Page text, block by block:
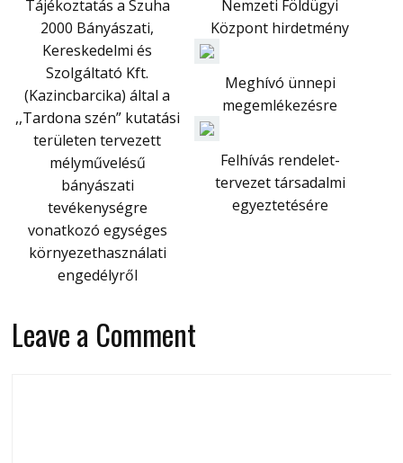
Tájékoztatás a Szuha
2000 Bányászati,
Kereskedelmi és
Szolgáltató Kft.
(Kazincbarcika) által a
,,Tardona szén” kutatási
területen tervezett
mélyművelésű
bányászati
tevékenységre
vonatkozó egységes
környezethasználati
engedélyről
Nemzeti Földügyi
Központ hirdetmény
Meghívó ünnepi
megemlékezésre
Felhívás rendelet-
tervezet társadalmi
egyeztetésére
Leave a Comment